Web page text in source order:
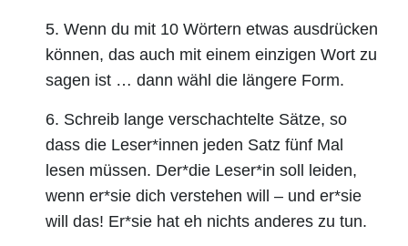
5. Wenn du mit 10 Wörtern etwas ausdrücken
können, das auch mit einem einzigen Wort zu
sagen ist … dann wähl die längere Form.
6. Schreib lange verschachtelte Sätze, so
dass die Leser*innen jeden Satz fünf Mal
lesen müssen. Der*die Leser*in soll leiden,
wenn er*sie dich verstehen will – und er*sie
will das! Er*sie hat eh nichts anderes zu tun.